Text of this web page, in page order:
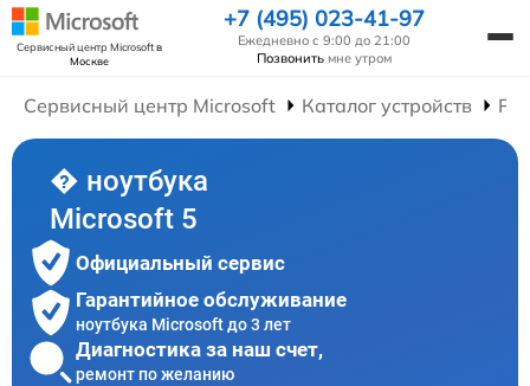
Сервисный центр Microsoftв
Москве
+7 (495) 023-41-97
Ежедневно с 9:00 до 21:00
Позвонить мне утром
Сервисный центр Microsoft Каталог устройств
� ноутбука
Microsoft 5
Официальный сервис
Гарантийное обслуживание
ноутбука Microsoft до 3 лет
Диагностика за наш счет,
ремонт по желанию